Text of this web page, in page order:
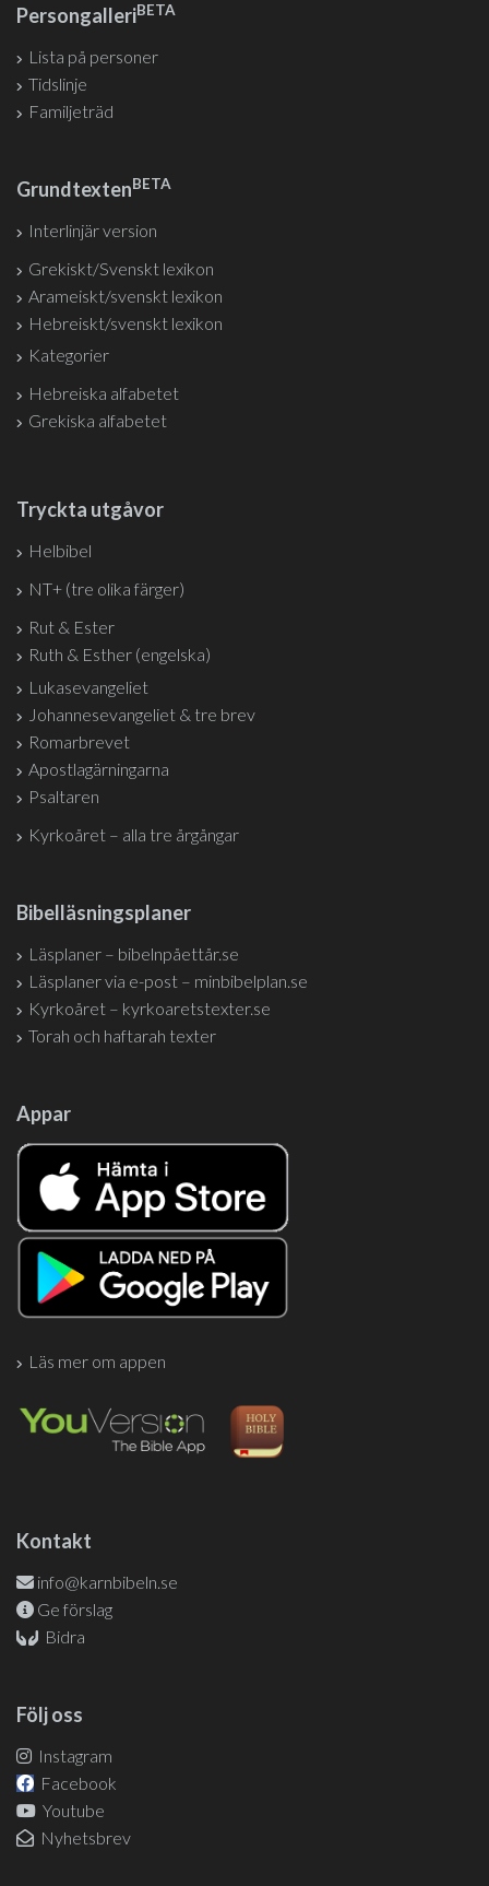
PersongalleriBETA
Lista på personer
Tidslinje
Familjeträd
GrundtextenBETA
Interlinjär version
Grekiskt/Svenskt lexikon
Arameiskt/svenskt lexikon
Hebreiskt/svenskt lexikon
Kategorier
Hebreiska alfabetet
Grekiska alfabetet
Tryckta utgåvor
Helbibel
NT+ (tre olika färger)
Rut & Ester
Ruth & Esther (engelska)
Lukasevangeliet
Johannesevangeliet & tre brev
Romarbrevet
Apostlagärningarna
Psaltaren
Kyrkoåret – alla tre årgångar
Bibelläsningsplaner
Läsplaner – bibelnpåettår.se
Läsplaner via e-post – minbibelplan.se
Kyrkoåret – kyrkoaretstexter.se
Torah och haftarah texter
Appar
Läs mer om appen
Kontakt
info@karnbibeln.se
Ge förslag
Bidra
Följ oss
Instagram
Facebook
Youtube
Nyhetsbrev